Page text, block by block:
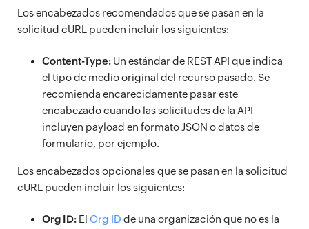
Los encabezados recomendados que se pasan en la
solicitud cURL pueden incluir los siguientes:
Content-Type: Un estándar de REST API que indica
el tipo de medio original del recurso pasado. Se
recomienda encarecidamente pasar este
encabezado cuando las solicitudes de la API
incluyen payload en formato JSON o datos de
formulario, por ejemplo.
Los encabezados opcionales que se pasan en la solicitud
cURL pueden incluir los siguientes:
Org ID: El Org ID de una organización que no es la